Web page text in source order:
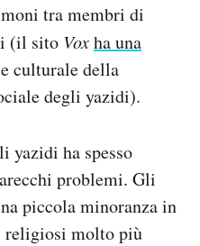
tra membri di
(il sito Voxha una
culturale della
degli yazidi).
yazidi ha spesso
problemi. Gli
piccola minoranza in
religiosi molto più